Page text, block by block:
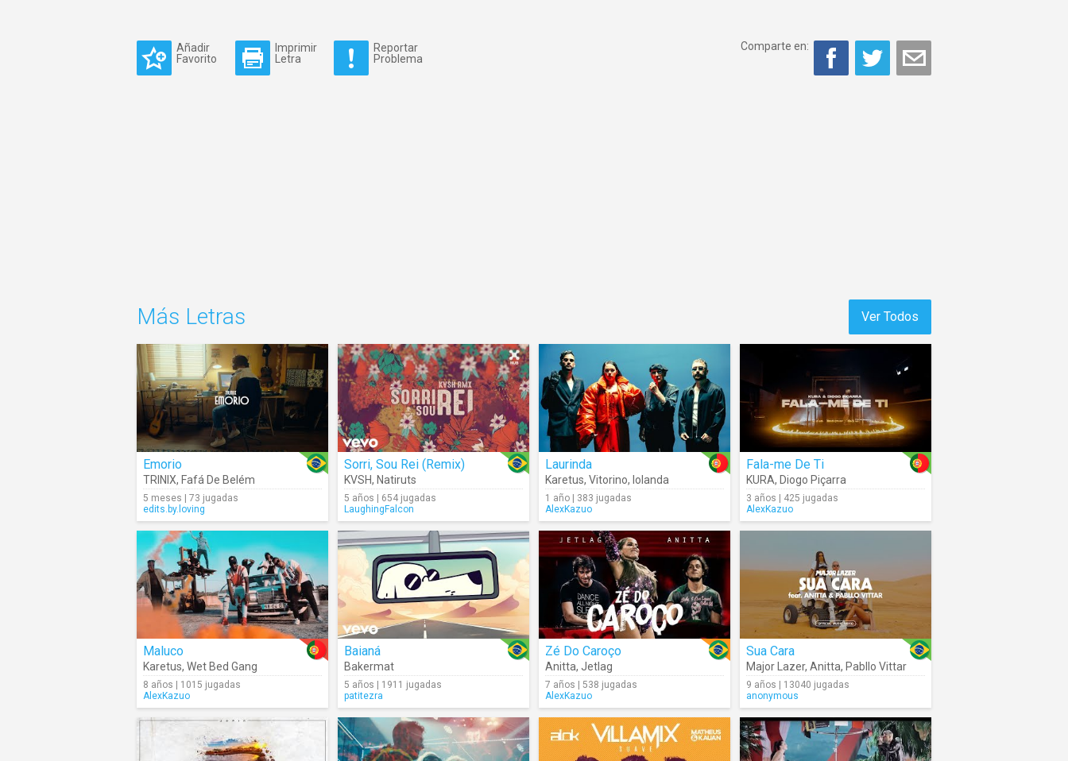
Añadir
Favorito
Imprimir
Letra
Reportar
Problema
Comparte en:
Ver Todos
Más Letras
Emorio
TRINIX, Fafá De Belém
5 meses | 73 jugadas
edits.by.loving
Sorri, Sou Rei (Remix)
KVSH, Natiruts
5 años | 654 jugadas
LaughingFalcon
Laurinda
Karetus, Vitorino, Iolanda
1 año | 383 jugadas
AlexKazuo
Fala-me De Ti
KURA, Diogo Piçarra
3 años | 425 jugadas
AlexKazuo
Maluco
Karetus, Wet Bed Gang
8 años | 1015 jugadas
AlexKazuo
Baianá
Bakermat
5 años | 1911 jugadas
patitezra
Zé Do Caroço
Anitta, Jetlag
7 años | 538 jugadas
AlexKazuo
Sua Cara
Major Lazer, Anitta, Pabllo Vittar
9 años | 13040 jugadas
anonymous